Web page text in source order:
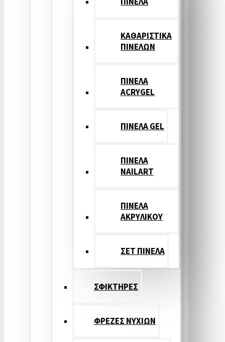
ΚΑΘΑΡΙΣΤΙΚΑ
ΠΙΝΕΛΩΝ
ΠΙΝΕΛΑ
ACRYGEL
ΠΙΝΕΛΑ GEL
ΠΙΝΕΛΑ
NAILART
ΠΙΝΕΛΑ
ΑΚΡΥΛΙΚΟΥ
ΣΕΤ ΠΙΝΕΛA
ΣΦΙΚΤΗΡΕΣ
ΦΡΕΖΕΣ ΝΥΧΙΩΝ